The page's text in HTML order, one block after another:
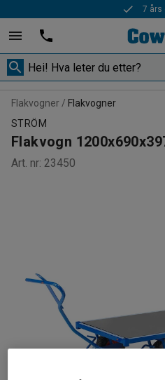
7 års
Rask
Flakvogner
Flakvogner
STRÖM
Flakvogn
Art. nr: 23450